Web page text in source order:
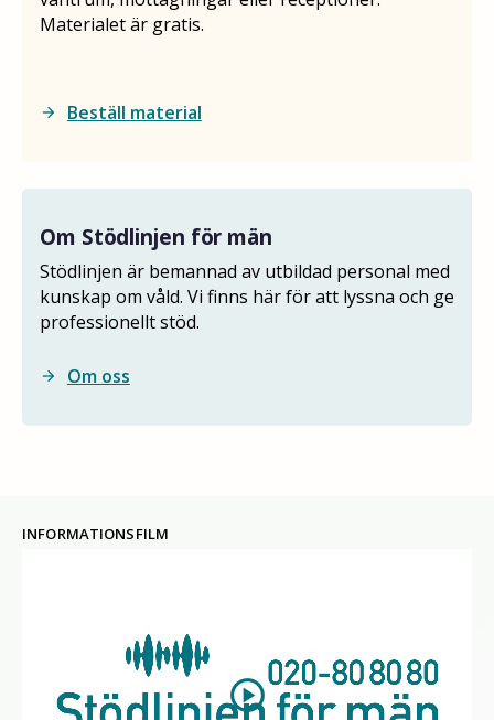
Materialet är gratis.
arrow_forward Beställ material
Om Stödlinjen för män
Stödlinjen är bemannad av utbildad personal med
kunskap om våld. Vi finns här för att lyssna och ge
professionellt stöd.
arrow_forward Om oss
INFORMATIONSFILM
play_circle